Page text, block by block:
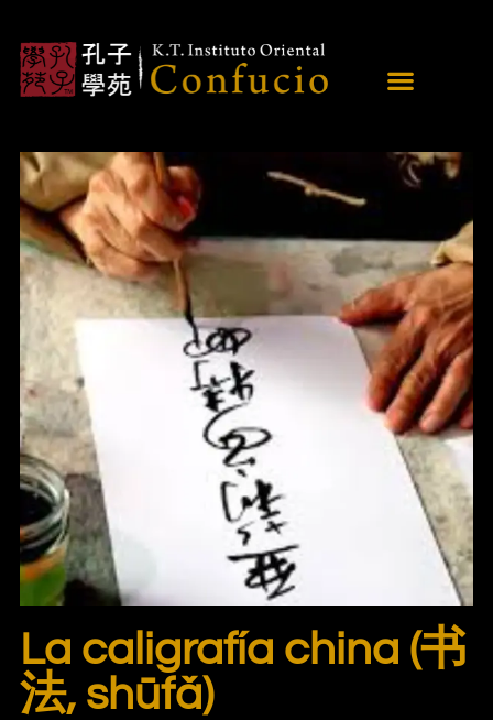
La caligrafía china (书
法, shūfǎ)